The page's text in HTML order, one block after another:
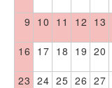
9 10 11 12 13
16 17 18 19 20
23 24 25 26 27